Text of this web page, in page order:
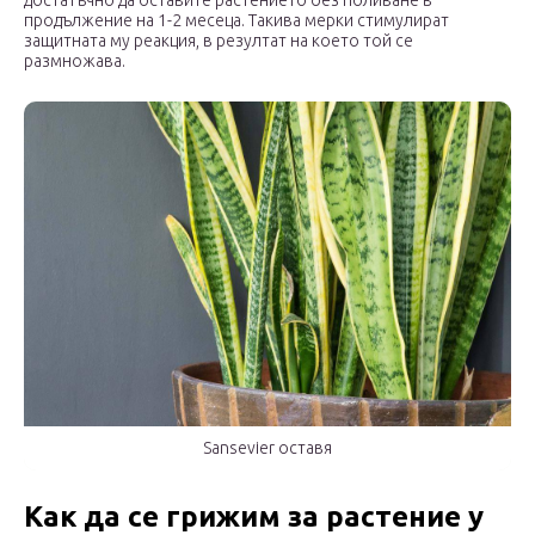
продължение на 1-2 месеца. Такива мерки стимулират
защитната му реакция, в резултат на което той се
размножава.
Sansevier оставя
Как да се грижим за растение у